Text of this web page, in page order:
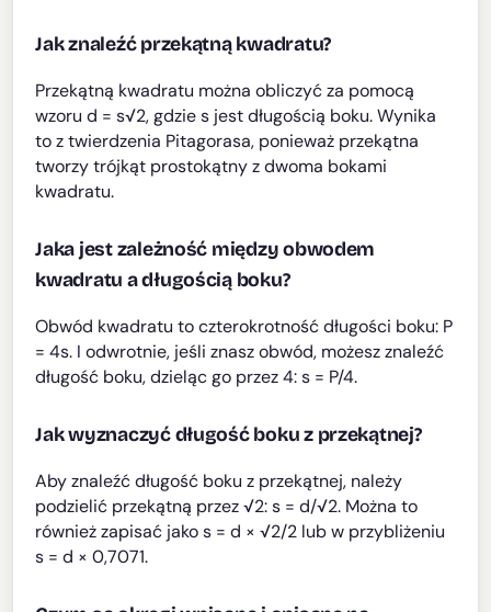
Jak znaleźć przekątną kwadratu?
Przekątną kwadratu można obliczyć za pomocą
wzoru d = s√2, gdzie s jest długością boku. Wynika
to z twierdzenia Pitagorasa, ponieważ przekątna
tworzy trójkąt prostokątny z dwoma bokami
kwadratu.
Jaka jest zależność między obwodem
kwadratu a długością boku?
Obwód kwadratu to czterokrotność długości boku: P
= 4s. I odwrotnie, jeśli znasz obwód, możesz znaleźć
długość boku, dzieląc go przez 4: s = P/4.
Jak wyznaczyć długość boku z przekątnej?
Aby znaleźć długość boku z przekątnej, należy
podzielić przekątną przez √2: s = d/√2. Można to
również zapisać jako s = d × √2/2 lub w przybliżeniu
s = d × 0,7071.